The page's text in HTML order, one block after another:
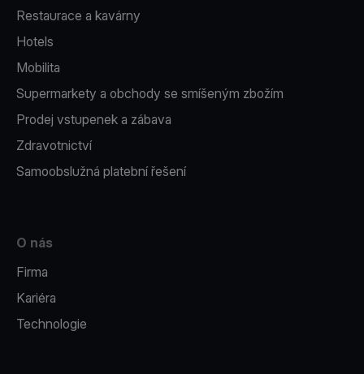
Restaurace a kavárny
Hotels
Mobilita
Supermarkety a obchody se smíšeným zbožím
Prodej vstupenek a zábava
Zdravotnictví
Samoobslužná platební řešení
O nás
Firma
Kariéra
Technologie